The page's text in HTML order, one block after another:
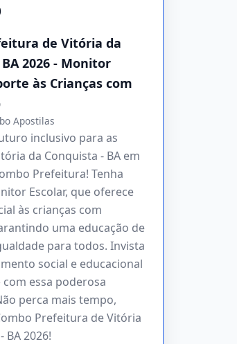
de Vitória da
2026 - Monitor
às Crianças com
Apostilas
inclusivo para as
da Conquista - BA em
Prefeitura! Tenha
Escolar, que oferece
às crianças com
uma educação de
para todos. Invista
social e educacional
com essa poderosa
perca mais tempo,
Prefeitura de Vitória
BA 2026!